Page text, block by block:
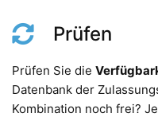
Prüfen
Prüfen Sie die
Datenbank der
Kombination noch frei?